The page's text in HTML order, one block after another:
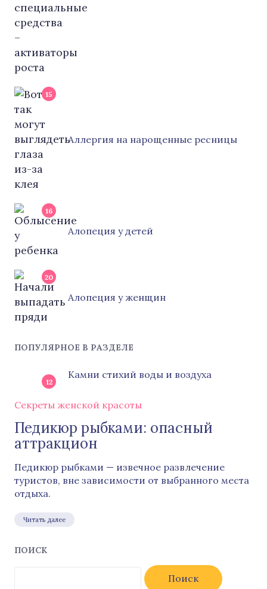
15
Аллергия на нарощенные ресницы
16
Алопеция у детей
20
Алопеция у женщин
ПОПУЛЯРНОЕ В РАЗДЕЛЕ
12
Камни стихий воды и воздуха
Секреты женской красоты
Педикюр рыбками: опасный
аттракцион
Педикюр рыбками — извечное развлечение
туристов, вне зависимости от выбранного места
отдыха.
Читать далее
ПОИСК